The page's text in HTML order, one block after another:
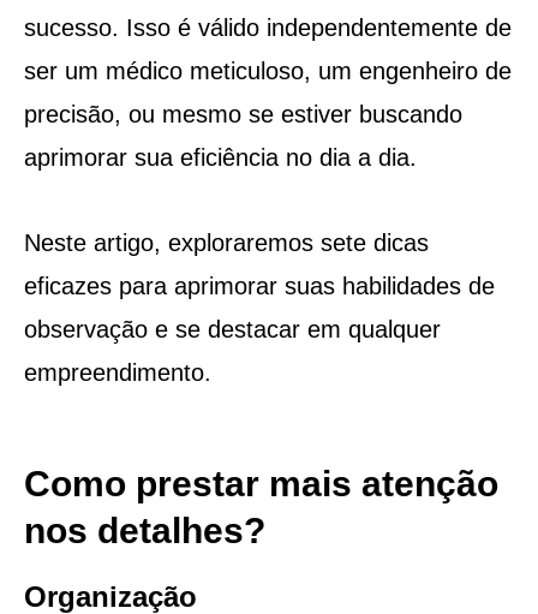
sucesso. Isso é válido independentemente de
ser um médico meticuloso, um engenheiro de
precisão, ou mesmo se estiver buscando
aprimorar sua eficiência no dia a dia.
Neste artigo, exploraremos sete dicas
eficazes para aprimorar suas habilidades de
observação e se destacar em qualquer
empreendimento.
Como prestar mais atenção
nos detalhes?
Organização